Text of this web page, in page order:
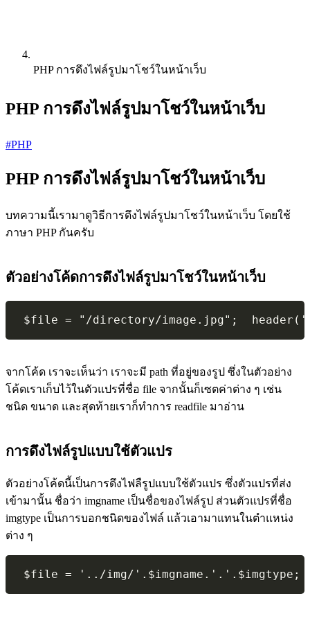
PHP การดึงไฟล์รูปมาโชว์ในหน้าเว็บ
PHP การดึงไฟล์รูปมาโชว์ในหน้าเว็บ
#PHP
PHP การดึงไฟล์รูปมาโชว์ในหน้าเว็บ
บทความนี้เรามาดูวิธีการดึงไฟล์รูปมาโชว์ในหน้าเว็บ โดยใช้
ภาษา PHP กันครับ
ตัวอย่างโค้ดการดึงไฟล์รูปมาโชว์ในหน้าเว็บ
$file = "/directory/image.jpg";
จากโค้ด เราจะเห็นว่า เราจะมี path ที่อยู่ของรูป ซึ่งในตัวอย่าง
โค้ดเราเก็บไว้ในตัวแปรที่ชื่อ file จากนั้นก็เซตค่าต่าง ๆ เช่น
ชนิด ขนาด และสุดท้ายเราก็ทำการ readfile มาอ่าน
การดึงไฟล์รูปแบบใช้ตัวแปร
ตัวอย่างโค้ดนี้เป็นการดึงไฟลืรูปแบบใช้ตัวแปร ซึ่งตัวแปรที่ส่ง
เข้ามานั้น ชื่อว่า imgname เป็นชื่อของไฟล์รูป ส่วนตัวแปรที่ชื่อ
imgtype เป็นการบอกชนิดของไฟล์ แล้วเอามาแทนในตำแหน่ง
ต่าง ๆ
$file = '../img/'.$imgname.'.'.$imgtype;